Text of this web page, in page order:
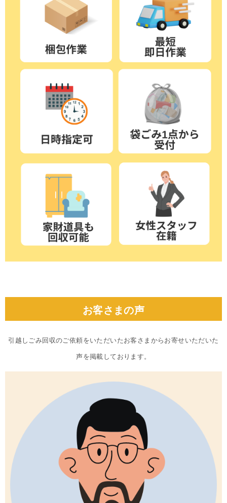
お客さまの声
引越しごみ回収のご依頼をいただいたお客さまからお寄せいただいた
声を掲載しております。